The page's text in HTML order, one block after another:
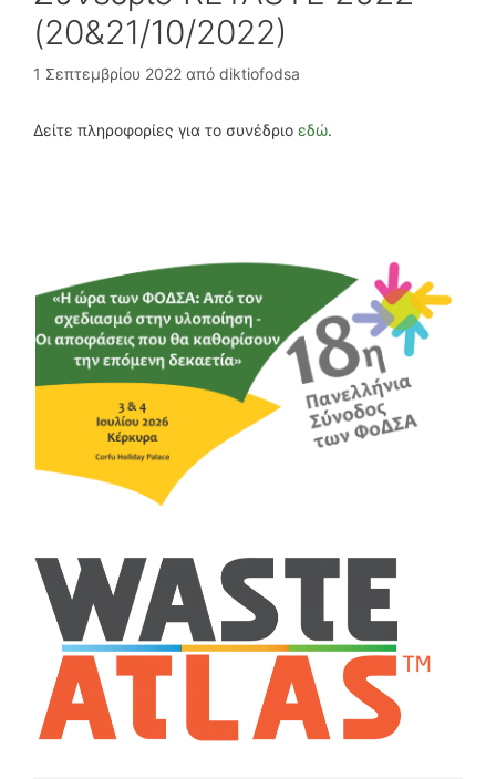
(20&21/10/2022)
1 Σεπτεμβρίου 2022 από diktiofodsa
Δείτε πληροφορίες για το συνέδριο εδώ.